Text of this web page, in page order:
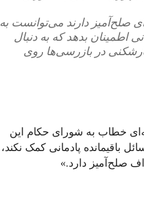
دارند می‌توانست به
اطمینان بدهد که به دنبال
در بازرسی‌ها روی
خطاب به شورای حکام این
باقیمانده پادمانی کمک نکند،
صلح‌آمیز دارد.»